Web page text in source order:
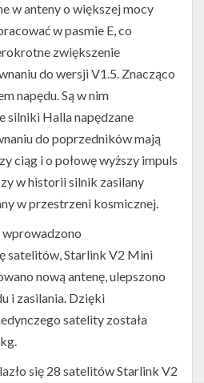
w anteny o większej mocy
w pasmie E, co
zwiększenie
do wersji V1.5. Znacząco
napędu. Są w nim
silniki Halla napędzane
do poprzedników mają
ciąg i o połowę wyższy impuls
w historii silnik zasilany
w przestrzeni kosmicznej.
satelitów, Starlink V2 Mini
nową antenę, ulepszono
i zasilania. Dzięki
satelity została
się 28 satelitów Starlink V2